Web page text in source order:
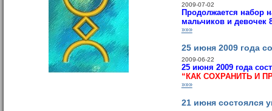
2009-07-02
Продолжается набор
мальчиков и девочек
»»»
25 июня 2009 года
2009-06-22
25 июня 2009 года
“КАК СОХРАНИТЬ И
»»»
21 июня состоялся